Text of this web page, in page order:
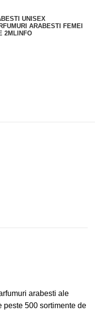
UNISEX
ARABESTI FEMEI
2ML INFO
arabesti ale
peste 500 sortimente de